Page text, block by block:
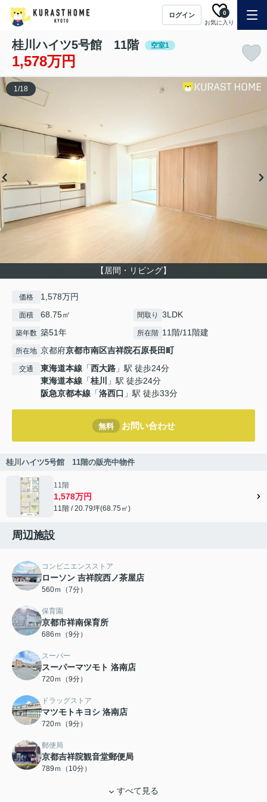
ログイン
お気に入り
0
桂川ハイツ5号館 11階 空室1
1,578万円
【居間・リビング】
1/18
価格 1,578万円
面積 68.75㎡ 間取り 3LDK
築年数 築51年 所在階 11階/11階建
所在地 京都府京都市南区吉祥院石原長田町
交通 東海道本線 「西大路 」駅 徒歩24分
東海道本線 「桂川
」駅 徒歩24分
阪急京都本線 「洛西口 」駅 徒歩33分
無料 お問い合わせ
桂川ハイツ5号館 11階の販売中物件
11階
1,578万円
11階 / 20.79坪(68.75㎡)
周辺施設
コンビニエンスストア
ローソン 吉祥院西ノ茶屋店
560ｍ（7分）
保育園
京都市祥南保育所
686ｍ（9分）
スーパー
スーパーマツモト 洛南店
720ｍ（9分）
ドラッグストア
マツモトキヨシ 洛南店
720ｍ（9分）
郵便局
京都吉祥院観音堂郵便局
789ｍ（10分）
すべて見る